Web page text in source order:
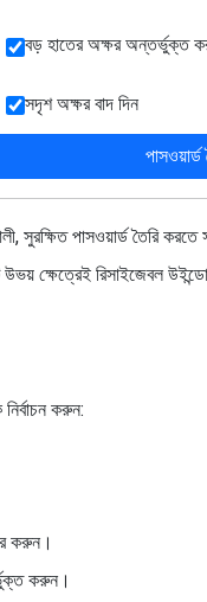
বড় হাতের অক্ষর অন্তর্ভুক্ত
সদৃশ অক্ষর বাদ দিন
পাসওয়ার্ড তৈরি
ক্ষেত্রেই রিসাইজেবল
করুন:
করুন।
করুন।